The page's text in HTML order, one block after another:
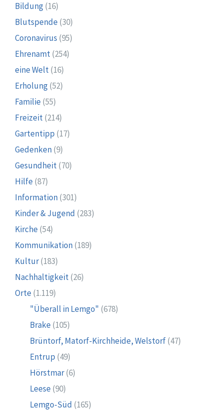
Bildung(16)
Blutspende (30)
Coronavirus (95)
Ehrenamt(254)
eine Welt(16)
Erholung(52)
Familie (55)
Freizeit(214)
Gartentipp (17)
Gedenken(9)
Gesundheit(70)
Hilfe (87)
Information(301)
Kinder & Jugend (283)
Kirche (54)
Kommunikation(189)
Kultur(183)
Nachhaltigkeit(26)
Orte (1.119)
"Überall in Lemgo" (678)
Brake (105)
Brüntorf, Matorf-Kirchheide, Welstorf(47)
Entrup (49)
Hörstmar(6)
Leese (90)
Lemgo-Süd (165)